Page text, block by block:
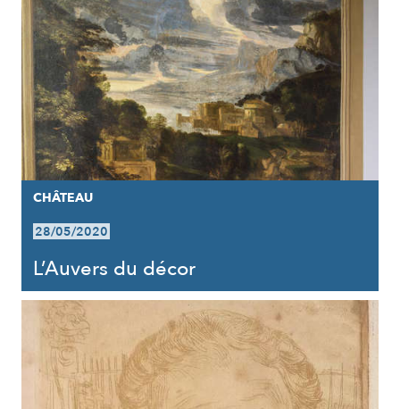
CHÂTEAU
28/05/2020
L’Auvers du décor